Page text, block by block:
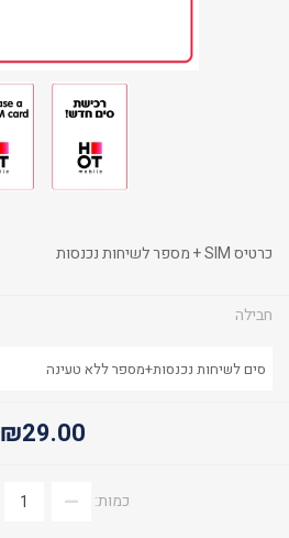
כרטיס SIM + מספר לשיחות נכנסות
חבילה
₪29.00
כמות: